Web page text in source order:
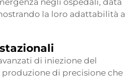
la loro adattabilità a
di iniezione del
di precisione che